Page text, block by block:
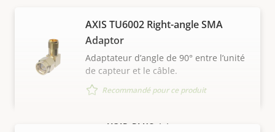
VOIR PLUS
AXIS TU6002 Right-angle SMA
Adaptor
Adaptateur d’angle de 90° entre l’unité
de capteur et le câble.
Recommandé pour ce produit